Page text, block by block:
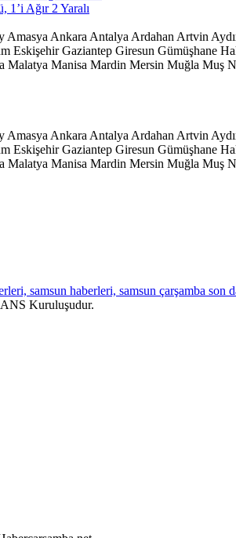
1’i Ağır 2 Yaralı
Amasya Ankara Antalya Ardahan Artvin
Eskişehir Gaziantep Giresun Gümüşhane
Malatya Manisa Mardin Mersin Muğla Muş
Amasya Ankara Antalya Ardahan Artvin
Eskişehir Gaziantep Giresun Gümüşhane
Malatya Manisa Mardin Mersin Muğla Muş
Kuruluşudur.